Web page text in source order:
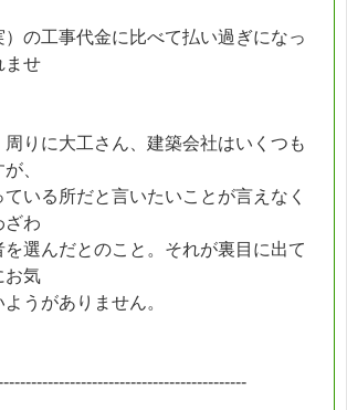
の工事代金に比べて払い過ぎになっ
ませ
周りに大工さん、建築会社はいくつも
、
いる所だと言いたいことが言えなく
ざわ
を選んだとのこと。それが裏目に出て
お気
うがありません。